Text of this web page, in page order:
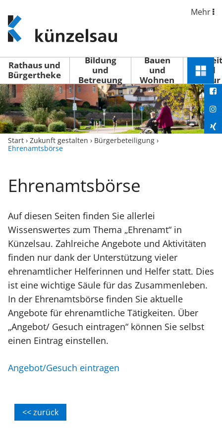
www.kuenzelsau.de
(zur
Startseite)
Mehr
Rathaus und
Bürgertheke
Bildung
und
Betreuung
Bauen
und
Wohnen
Freizeit
und
Kultur
Menü
Start › Zukunft gestalten › Bürgerbeteiligung ›
Ehrenamtsbörse
Ehrenamtsbörse
Auf diesen Seiten finden Sie allerlei
Wissenswertes zum Thema „Ehrenamt“ in
Künzelsau. Zahlreiche Angebote und Aktivitäten
finden nur dank der Unterstützung vieler
ehrenamtlicher Helferinnen und Helfer statt. Dies
ist eine wichtige Säule für das Zusammenleben.
In der Ehrenamtsbörse finden Sie aktuelle
Angebote für ehrenamtliche Tätigkeiten. Über
„Angebot/ Gesuch eintragen“ können Sie selbst
einen Eintrag einstellen.
Angebot/Gesuch eintragen
<< zurück